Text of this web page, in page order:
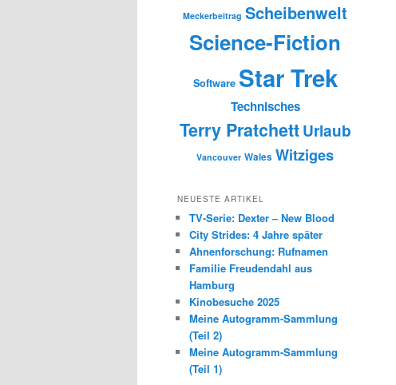
Meckerbeitrag Scheibenwelt
Science-Fiction
Software Star Trek
Technisches
Terry Pratchett Urlaub
Vancouver Wales Witziges
NEUESTE ARTIKEL
TV-Serie: Dexter – New Blood
City Strides: 4 Jahre später
Ahnenforschung: Rufnamen
Familie Freudendahl aus
Hamburg
Kinobesuche 2025
Meine Autogramm-Sammlung
(Teil 2)
Meine Autogramm-Sammlung
(Teil 1)